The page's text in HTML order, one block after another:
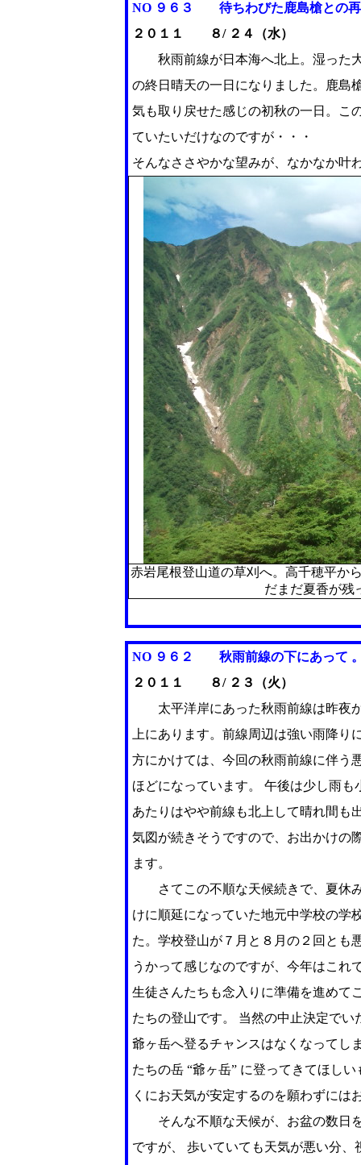
NO ９６３ 待ちわびた鹿島槍との
２０１１ ８/ ２４（水）
秋雨前線が日本海へ北上。湿った
の終日晴天の一日になりました。鹿島
気も取り戻せた感じの初秋の一日。こ
ていたいだけなのですが・・・
そんなささやかな望みが、なかなか叶
赤岩尾根登山道の草刈へ。高千穂平か
だまだ夏香が残
NO ９６２ 秋雨前線の下にあって
２０１１ ８/ ２３（火）
太平洋岸にあった秋雨前線は昨夜か
上にあります。前線周辺は強い雨降
方にかけては、今回の秋雨前線に伴う
ほどになっています。 午後は少し雨
あたりはやや前線も北上して晴れ間も
気図が続きそうですので、お出かけの
ます。
さてこの不順な天候続きで、夏休み
けに順延になっていた地元中学校の学
た。学校登山が７月と８月の２回とも
うかって感じなのですが、今年はこれ
生徒さんたちも念入りに準備を進めて
たちの登山です。 当然の中止決定で
爺ヶ岳へ登るチャンスはなくなってし
たちの岳 “爺ヶ岳” に登ってきてほし
くにお天気が安定するのを願わずには
そんな不順な天候が、お盆の数日を
ですが、 歩いていても天気が悪い分